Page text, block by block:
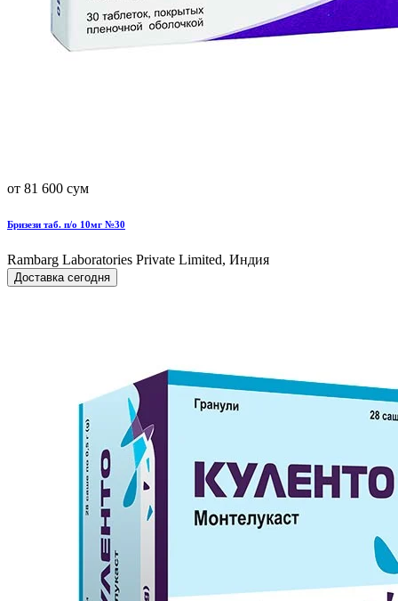
от 81 600 сум
Бризези таб. п/о 10мг №30
Rambarg Laboratories Private Limited, Индия
Доставка сегодня